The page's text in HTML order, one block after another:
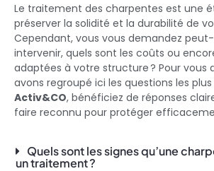
Le traitement des charpentes est une
préserver la solidité et la durabilité de
Cependant, vous vous demandez
intervenir, quels sont les coûts ou
adaptées à votre structure ? Pour vous
avons regroupé ici les questions les
Activ&CO, bénéficiez de réponses
faire reconnu pour protéger
Quels sont les signes qu’une
un traitement ?